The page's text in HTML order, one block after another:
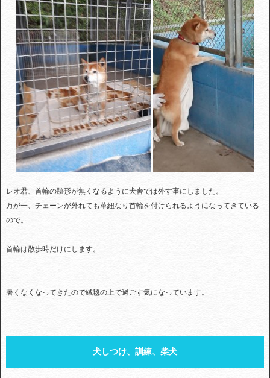
レオ君、首輪の跡形が無くなるように犬舎では外す事にしました。
万が一、チェーンが外れても革紐なり首輪を付けられるようになってきている
ので。
首輪は散歩時だけにします。
暑くなくなってきたので絨毯の上で過ごす気になっています。
犬しつけ、訓練、柴犬